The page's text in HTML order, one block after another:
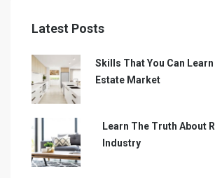
Latest Posts
Skills That You Can Learn
Estate Market
Learn The Truth About
Industry